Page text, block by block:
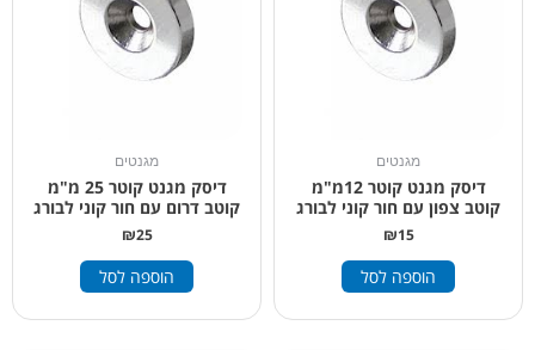
מגנטים
דיסק מגנט קוטר 12מ"מ
קוטב צפון עם חור קוני לבורג
₪15
הוספה לסל
מגנטים
דיסק מגנט קוטר 25 מ"מ
קוטב דרום עם חור קוני לבורג
₪25
הוספה לסל